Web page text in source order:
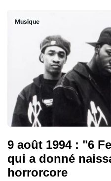
Musique
9 août 1994 : "6
qui a donné
horrorcore